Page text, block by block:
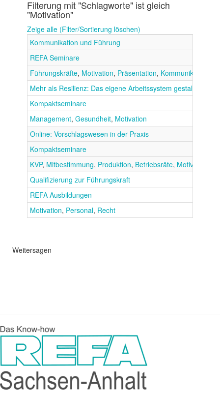
Filterung mit "Schlagworte" ist gleich
"Motivation"
Zeige alle (Filter/Sortierung löschen)
Kommunikation und Führung
REFA Seminare
Führungskräfte, Motivation, Präsentation, Kommunikation
Mehr als Resilienz: Das eigene Arbeitssystem gestalten
Kompaktseminare
Management, Gesundheit, Motivation
Online: Vorschlagswesen in der Praxis
Kompaktseminare
KVP, Mitbestimmung, Produktion, Betriebsräte, Motivation
Qualifizierung zur Führungskraft
REFA Ausbildungen
Motivation, Personal, Recht
Weitersagen